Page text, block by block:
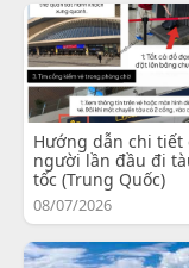
Hướng dẫn chi tiết
người lần đầu đi
tốc (Trung Quốc)
08/07/2026